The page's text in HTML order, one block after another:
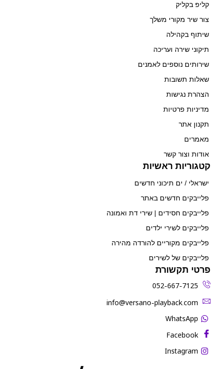
קליפ בקליק
צור שיר מקורי משלך
שיתוף בקהילה
תיקוני שירה ועריכה
שירותים נוספים לאמנים
שאלות תשובות
הצהרת נגישות
מדיניות פרטיות
תקנון אתר
מאמרים
אודות וצור קשר
קטגוריות ראשיות
ישראלי / ים תיכוני חדשים
פלייבקים חדשים באתר
פלייבקים חסידים | שירי דת ואמונה
פלייבקים לשירי ילדים
פלייבקים מקוריים להורדה מהירה
פלייבקים של לשירים
פרטי תקשורת
052-667-7125
‫info@versano-playback.com‬
WhatsApp
Facebook
Instagram